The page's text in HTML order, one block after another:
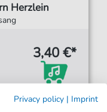
Herzlein
3,40 €*
Privacy policy | Imprint